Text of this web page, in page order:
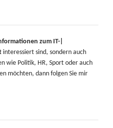
zum IT-|
interessiert sind, sondern auch
wie Politik, HR, Sport oder auch
möchten, dann folgen Sie mir